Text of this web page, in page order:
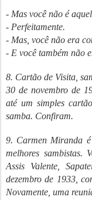
- Mas você não é
- Perfeitamente.
- Mas, você não era
- E você também não
8. Cartão de Visita ,
30 de novembro de
até um simples
samba. Confiram.
9. Carmen Miranda é
melhores sambistas.
Assis Valente,
dezembro de 1933,
Novamente, uma